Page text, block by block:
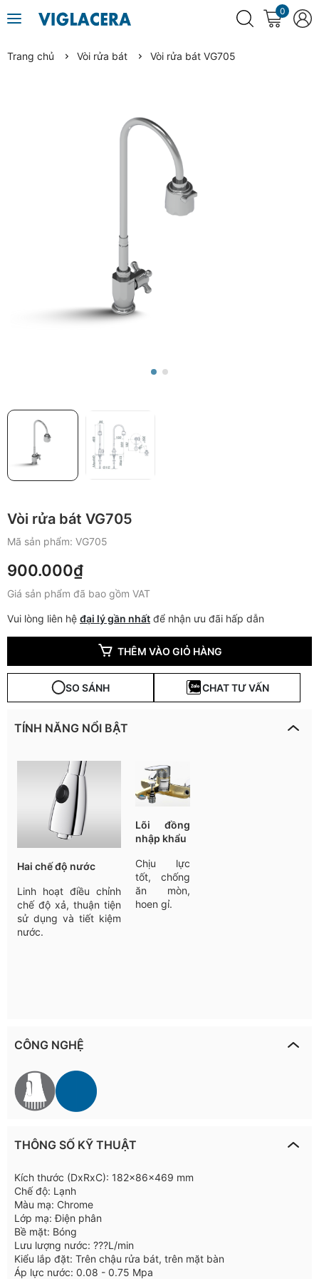
0
Trang chủ Vòi rửa bát Vòi rửa bát VG705
Vòi rửa bát VG705
Mã sản phẩm: VG705
900.000₫
Giá sản phẩm đã bao gồm VAT
Vui lòng liên hệ đại lý gần nhất để nhận ưu đãi hấp dẫn
THÊM VÀO GIỎ HÀNG
SO SÁNH CHAT TƯ VẤN
TÍNH NĂNG NỔI BẬT
Hai chế độ nước
Linh hoạt điều chỉnh
chế độ xả, thuận tiện
sử dụng và tiết kiệm
nước.
Lõi đồng
nhập khẩu
Chịu lực
tốt, chống
ăn mòn,
hoen gỉ.
CÔNG NGHỆ
THÔNG SỐ KỸ THUẬT
Kích thước (DxRxC): 182x86x469 mm
Chế độ: Lạnh
Màu mạ: Chrome
Lớp mạ: Điện phân
Bề mặt: Bóng
Lưu lượng nước: ???L/min
Kiểu lắp đặt: Trên chậu rửa bát, trên mặt bàn
Áp lực nước: 0.08 - 0.75 Mpa